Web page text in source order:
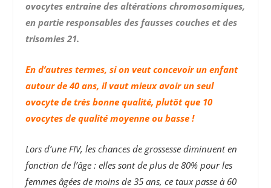
ovocytes entraine des altérations chromosomiques,
en partie responsables des fausses couches et des
trisomies 21.
En d’autres termes, si on veut concevoir un enfant
autour de 40 ans, il vaut mieux avoir un seul
ovocyte de très bonne qualité, plutôt que 10
ovocytes de qualité moyenne ou basse !
Lors d’une FIV, les chances de grossesse diminuent en
fonction de l’âge : elles sont de plus de 80% pour les
femmes âgées de moins de 35 ans, ce taux passe à 60